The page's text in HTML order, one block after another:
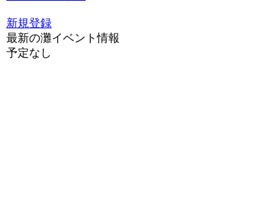
新規登録
最新の灘イベント情報
予定なし